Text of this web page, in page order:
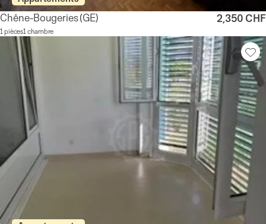
Chêne-Bougeries(GE)
1 pièces1 chambre
2,350 CHF